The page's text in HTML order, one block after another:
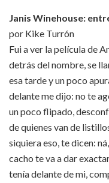
Janis Winehouse:
por Kike Turrón
Fui a ver la película de
detrás del nombre, se
esa tarde y un poco
delante me dijo: no te
un poco flipado,
de quienes van de
siquiera eso, te dicen:
cacho te va a dar
tenía delante de mi,